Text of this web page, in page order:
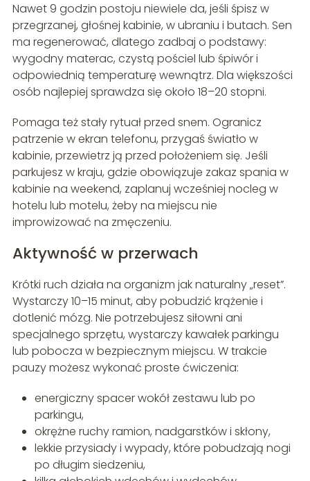
Nawet 9 godzin postoju niewiele da, jeśli śpisz w
przegrzanej, głośnej kabinie, w ubraniu i butach. Sen
ma regenerować, dlatego zadbaj o podstawy:
wygodny materac, czystą pościel lub śpiwór i
odpowiednią temperaturę wewnątrz. Dla większości
osób najlepiej sprawdza się około 18–20 stopni.
Pomaga też stały rytuał przed snem. Ogranicz
patrzenie w ekran telefonu, przygaś światło w
kabinie, przewietrz ją przed położeniem się. Jeśli
parkujesz w kraju, gdzie obowiązuje zakaz spania w
kabinie na weekend, zaplanuj wcześniej nocleg w
hotelu lub motelu, żeby na miejscu nie
improwizować na zmęczeniu.
Aktywność w przerwach
Krótki ruch działa na organizm jak naturalny „reset”.
Wystarczy 10–15 minut, aby pobudzić krążenie i
dotlenić mózg. Nie potrzebujesz siłowni ani
specjalnego sprzętu, wystarczy kawałek parkingu
lub pobocza w bezpiecznym miejscu. W trakcie
pauzy możesz wykonać proste ćwiczenia:
energiczny spacer wokół zestawu lub po
parkingu,
okrężne ruchy ramion, nadgarstków i skłony,
lekkie przysiady i wypady, które pobudzają nogi
po długim siedzeniu,